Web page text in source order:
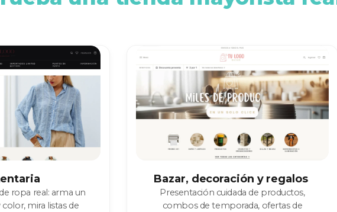
ropa real: arma un
mira listas de
Bazar, decoración y regalos
Presentación cuidada de productos,
combos de temporada, ofertas de